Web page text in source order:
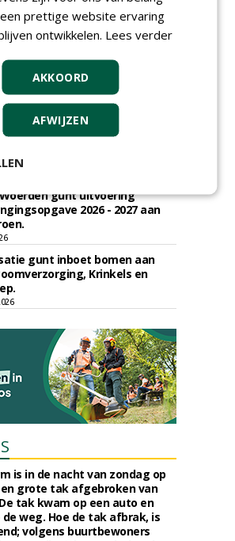
2026
Ziekenhuis Maastricht gunt
Landscaping Group en
2026
gunt bestek 1879;
en beplantingen 2026,
gunt uitvoering
2026 - 2027 aan
gunt inboet bomen aan
Krinkels en
is in de nacht van zondag op
grote tak afgebroken van
tak kwam op een auto en
weg. Hoe de tak afbrak, is
volgens buurtbewoners
prettige website ervaring
ontwikkelen. Lees verder
AKKOORD
AFWIJZEN